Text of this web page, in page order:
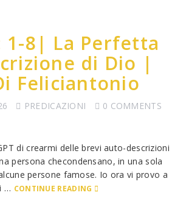
1-8| La Perfetta
di Dio |
Feliciantonio
PREDICAZIONI
0 COMMENTS
di crearmi delle brevi auto-descrizioni
persona checondensano, in una sola
persone famose. Io ora vi provo a
… CONTINUE READING